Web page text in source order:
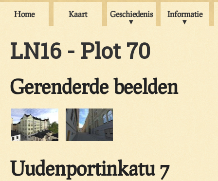
Home Kaart Geschiedenis Informatie
LN16 - Plot 70
Gerenderde beelden
Uudenportinkatu 7